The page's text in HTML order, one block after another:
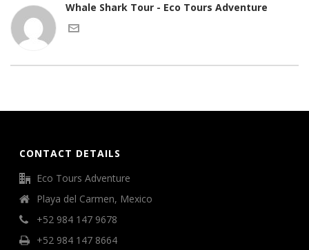
Whale Shark Tour - Eco Tours Adventure
CONTACT DETAILS
Eco Tours Adventure
Playa del Carmen, Mexico
+52 984 147 9678
+52 984 147 8664